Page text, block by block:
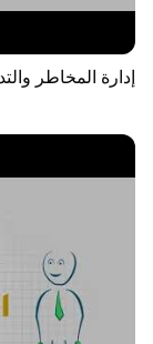
إدارة المخاطر